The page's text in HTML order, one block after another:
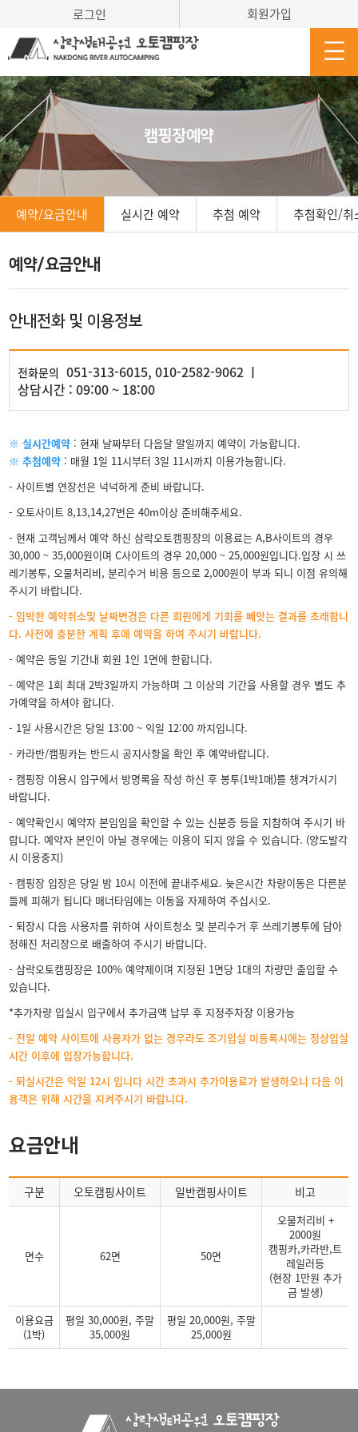
로그인 회원가입
캠핑장예약
예약/요금안내 실시간 예약 추첨 예약 추첨확인/취
예약/요금안내
안내전화 및 이용정보
전화문의 051-313-6015, 010-2582-9062 ㅣ
상담시간 : 09:00 ~ 18:00
※ 실시간예약 : 현재 날짜부터 다음달 말일까지 예약이 가능합니다.
※ 추첨예약 : 매월 1일 11시부터 3일 11시까지 이용가능합니다.
- 사이트별 연장선은 넉넉하게 준비 바랍니다.
- 오토사이트 8,13,14,27번은 40m이상 준비해주세요.
- 현재 고객님께서 예약 하신 삼락오토캠핑장의 이용료는 A,B사이트의 경우
30,000 ~ 35,000원이며 C사이트의 경우 20,000 ~ 25,000원입니다.입장 시 쓰
레기봉투, 오물처리비, 분리수거 비용 등으로 2,000원이 부과 되니 이점 유의해
주시기 바랍니다.
- 임박한 예약취소및 날짜변경은 다른 회원에게 기회를 빼앗는 결과를 초래합니
다. 사전에 충분한 계획 후에 예약을 하여 주시기 바랍니다.
- 예약은 동일 기간내 회원 1인 1면에 한합니다.
- 예약은 1회 최대 2박3일까지 가능하며 그 이상의 기간을 사용할 경우 별도 추
가예약을 하셔야 합니다.
- 1일 사용시간은 당일 13:00 ~ 익일 12:00 까지입니다.
- 카라반/캠핑카는 반드시 공지사항을 확인 후 예약바랍니다.
- 캠핑장 이용시 입구에서 방명록을 작성 하신 후 봉투(1박1매)를 챙겨가시기
바랍니다.
- 예약확인시 예약자 본임임을 확인할 수 있는 신분증 등을 지참하여 주시기 바
랍니다. 예약자 본인이 아닐 경우에는 이용이 되지 않을 수 있습니다. (양도발각
시 이용중지)
- 캠핑장 입장은 당일 밤 10시 이전에 끝내주세요. 늦은시간 차량이동은 다른분
들께 피해가 됩니다 매너타임에는 이동을 자제하여 주십시오.
- 퇴장시 다음 사용자를 위하여 사이트청소 및 분리수거 후 쓰레기봉투에 담아
정해진 처리장으로 배출하여 주시기 바랍니다.
- 삼락오토캠핑장은 100% 예약제이며 지정된 1면당 1대의 차량만 출입할 수
있습니다.
*추가차량 입실시 입구에서 추가금액 납부 후 지정주차장 이용가능
- 전일 예약 사이트에 사용자가 없는 경우라도 조기입실 미등록시에는 정상입실
시간 이후에 입장가능합니다.
- 퇴실시간은 익일 12시 입니다 시간 초과시 추가이용료가 발생하오니 다음 이
용객은 위해 시간을 지켜주시기 바랍니다.
요금안내
구분 오토캠핑사이트 일반캠핑사이트 비고
면수 62면 50면
오물처리비 +
2000원
캠핑카,카라반,트
레일러등
(현장 1만원 추가
금 발생)
이용요금
(1박)
평일 30,000원, 주말
35,000원
평일 20,000원, 주말
25,000원